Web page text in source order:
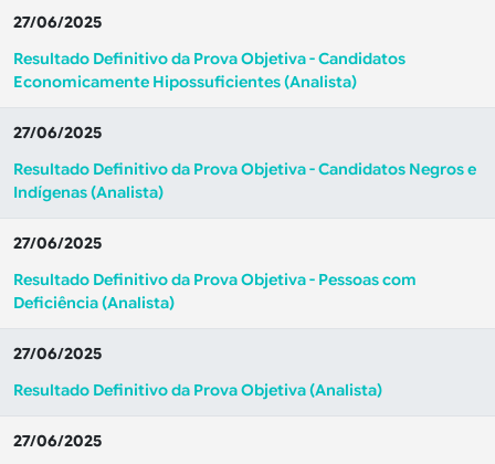
27/06/2025
Resultado Definitivo da Prova Objetiva - Candidatos
Economicamente Hipossuficientes (Analista)
27/06/2025
Resultado Definitivo da Prova Objetiva - Candidatos Negros e
Indígenas (Analista)
27/06/2025
Resultado Definitivo da Prova Objetiva - Pessoas com
Deficiência (Analista)
27/06/2025
Resultado Definitivo da Prova Objetiva (Analista)
27/06/2025